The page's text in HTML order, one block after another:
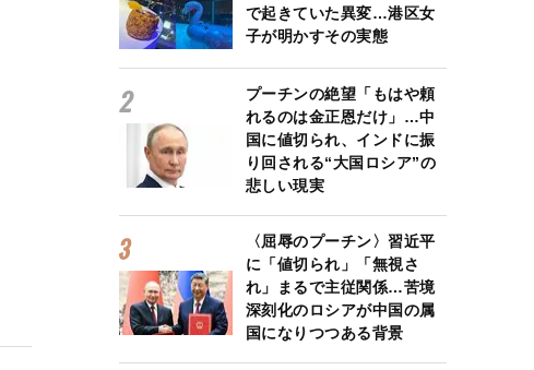
で起きていた異変…港区女
子が明かすその実態
プーチンの絶望「もはや頼
れるのは金正恩だけ」…中
国に値切られ、インドに振
り回される“大国ロシア”の
悲しい現実
〈屈辱のプーチン〉習近平
に「値切られ」「無視さ
れ」まるで主従関係…苦境
深刻化のロシアが中国の属
国になりつつある背景